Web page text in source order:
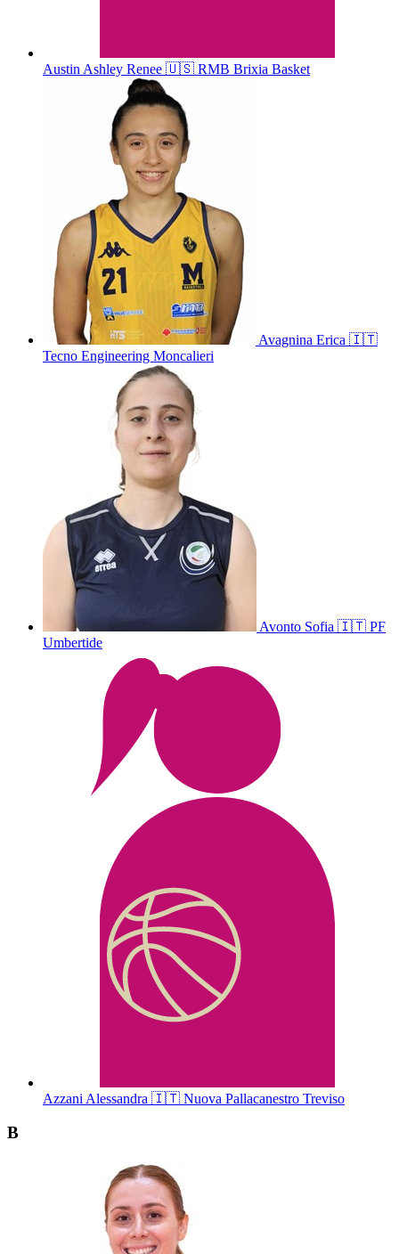
AustinAshley Renee 🇺🇸 RMB Brixia Basket
Avagnina Erica 🇮🇹
Tecno Engineering Moncalieri
Avonto Sofia 🇮🇹 PF
Umbertide
AzzaniAlessandra 🇮🇹 Nuova Pallacanestro Treviso
B